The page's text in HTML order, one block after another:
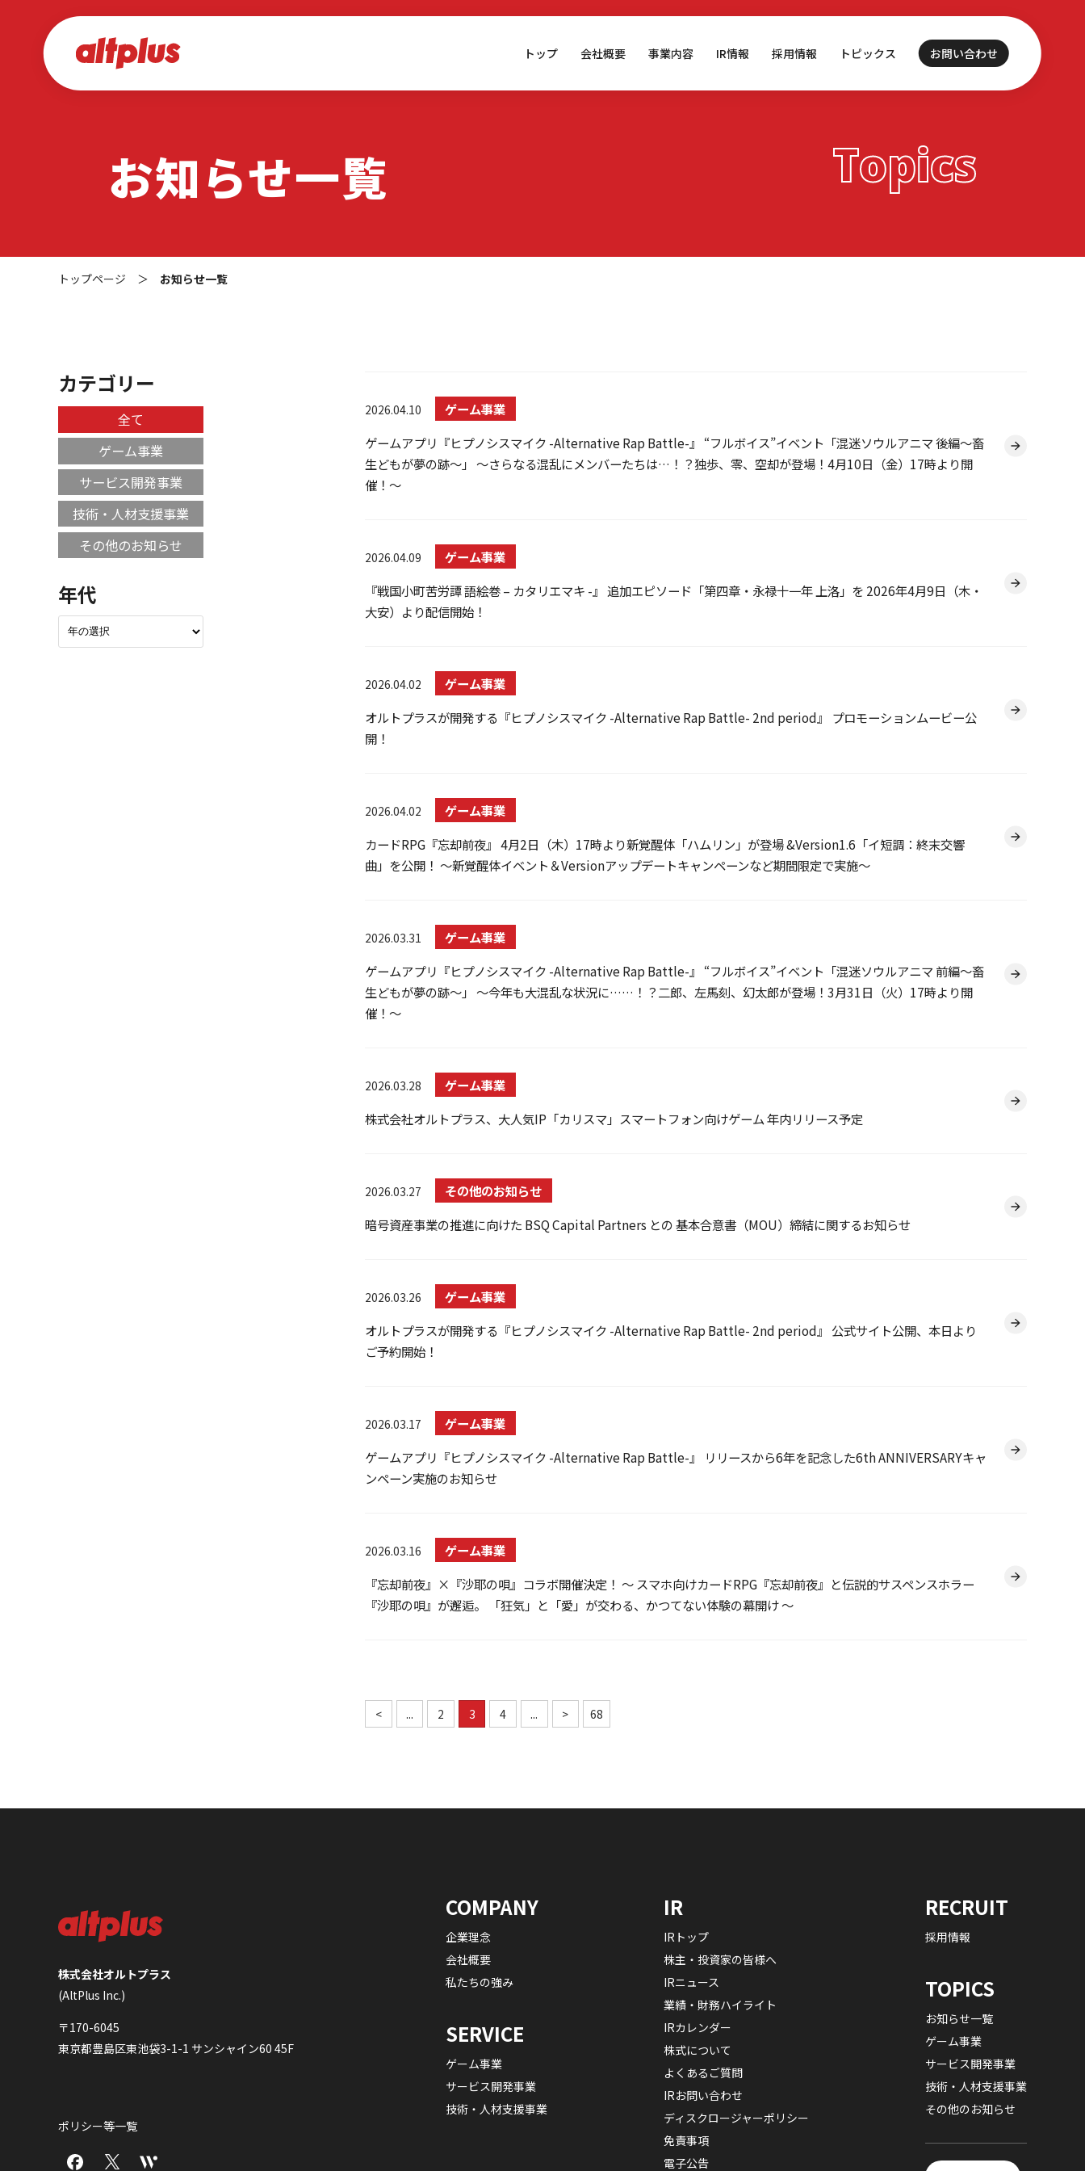
トップ 会社概要 事業内容 IR情報 採用情報 トピックス お問い合わせ
お知らせ一覧 Topics
トップページ ＞ お知らせ一覧
2026.04.10
ゲーム事業
ゲームアプリ『ヒプノシスマイク -Alternative Rap Battle-』 “フルボイス”イベント「混迷ソウルアニマ 後編～畜
生どもが夢の跡～」 ～さらなる混乱にメンバーたちは…！？独歩、零、空却が登場！4月10日（金）17時より開
催！～
2026.04.09
ゲーム事業
『戦国小町苦労譚 語絵巻 – カタリエマキ -』 追加エピソード「第四章・永禄十一年 上洛」を 2026年4月9日（木・
大安）より配信開始！
2026.04.02
ゲーム事業
オルトプラスが開発する『ヒプノシスマイク -Alternative Rap Battle- 2nd period』 プロモーションムービー公
開！
2026.04.02
ゲーム事業
カードRPG『忘却前夜』 4月2日（木）17時より新覚醒体「ハムリン」が登場 &Version1.6「イ短調：終末交響
曲」を公開！ ～新覚醒体イベント＆Versionアップデートキャンペーンなど期間限定で実施～
2026.03.31
ゲーム事業
ゲームアプリ『ヒプノシスマイク -Alternative Rap Battle-』 “フルボイス”イベント「混迷ソウルアニマ 前編～畜
生どもが夢の跡～」 ～今年も大混乱な状況に……！？二郎、左馬刻、幻太郎が登場！3月31日（火）17時より開
催！～
2026.03.28
ゲーム事業
株式会社オルトプラス、大人気IP「カリスマ」スマートフォン向けゲーム 年内リリース予定
2026.03.27
その他のお知らせ
暗号資産事業の推進に向けた BSQ Capital Partners との 基本合意書（MOU）締結に関するお知らせ
2026.03.26
ゲーム事業
オルトプラスが開発する『ヒプノシスマイク -Alternative Rap Battle- 2nd period』 公式サイト公開、本日より
ご予約開始！
2026.03.17
ゲーム事業
ゲームアプリ『ヒプノシスマイク -Alternative Rap Battle-』 リリースから6年を記念した6th ANNIVERSARYキャ
ンペーン実施のお知らせ
2026.03.16
ゲーム事業
『忘却前夜』×『沙耶の唄』コラボ開催決定！ 〜 スマホ向けカードRPG『忘却前夜』と伝説的サスペンスホラー
『沙耶の唄』が邂逅。 「狂気」と「愛」が交わる、かつてない体験の幕開け ～
< ... 2 3 4 ... > 68
カテゴリー
全て
ゲーム事業
サービス開発事業
技術・人材支援事業
その他のお知らせ
年代
株式会社オルトプラス
(AltPlus Inc.)
〒170-6045
東京都豊島区東池袋3-1-1 サンシャイン60 45F
ポリシー等一覧
COMPANY
企業理念
会社概要
私たちの強み
SERVICE
ゲーム事業
サービス開発事業
技術・人材支援事業
IR
IRトップ
株主・投資家の皆様へ
IRニュース
業績・財務ハイライト
IRカレンダー
株式について
よくあるご質問
IRお問い合わせ
ディスクロージャーポリシー
免責事項
電子公告
RECRUIT
採用情報
TOPICS
お知らせ一覧
ゲーム事業
サービス開発事業
技術・人材支援事業
その他のお知らせ